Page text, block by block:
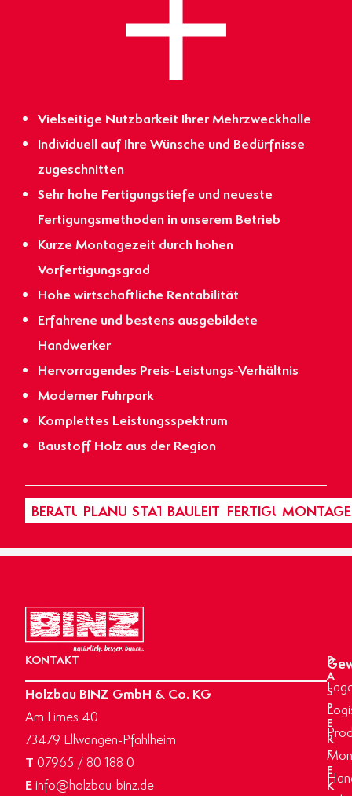
Vielseitige Nutzbarkeit Ihrer Mehrzweckhalle
Individuell auf Ihre Wünsche und Bedürfnisse
zugeschnitten
Sehr hohe Fertigungstiefe und neueste
Fertigungsmethoden in unserem Betrieb
Kurze Montagezeit durch hohen
Vorfertigungsgrad
Hohe wirtschaftliche Rentabilität
Erfahrene und bestens ausgebildete
Handwerker
Hervorragendes Preis-Leistungs-Verhältnis
Moderner Fuhrpark
Komplettes Leistungsspektrum
Baustoff Holz aus der Region
BERATUNGPLANUNGSTATIKBAULEITUNGFERTIGUNGMONTAGE
KONTAKT
Holzbau BINZ GmbH & Co. KG
Am Limes 40
73479 Ellwangen-Pfahlheim
T 07965 / 80 188 0
Einfo@holzbau-binz.de
D
A
S
P
E
R
F
E
K